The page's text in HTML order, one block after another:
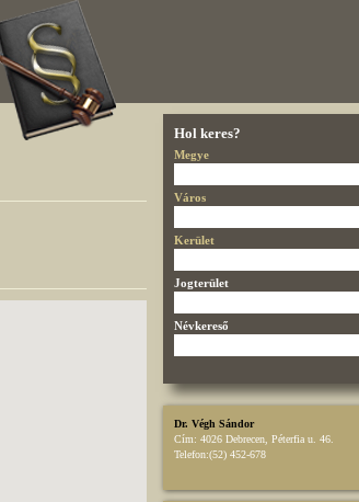
Hol keres?
Megye
Város
Kerület
Jogterület
Névkereső
Dr. Végh Sándor
Cím: 4026 Debrecen, Péterfia u. 46.
Telefon:(52) 452-678